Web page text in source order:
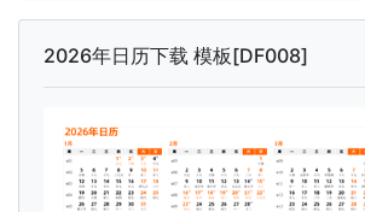
2026年日历下载 模板[DF008]